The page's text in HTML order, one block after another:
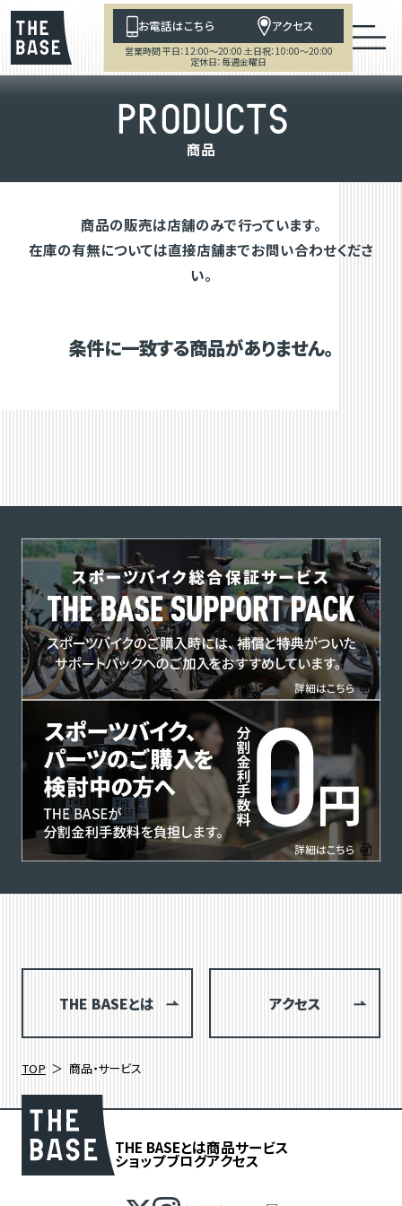
お電話はこちら アクセス
営業時間 平日：12:00～20:00 土日祝：10:00～20:00
定休日：毎週金曜日
PRODUCTS
商品
商品の販売は店舗のみで行っています。
在庫の有無については直接店舗までお問い合わせくださ
い。
条件に一致する商品がありません。
THE BASEとは アクセス
TOP 商品・サービス
THE BASEとは商品サービス
ショップブログアクセス